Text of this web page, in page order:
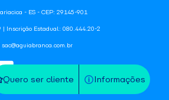
Quero ser cliente Informações
- ES - CEP: 29145-901
| Inscrição Estadual: 080.444.20-2